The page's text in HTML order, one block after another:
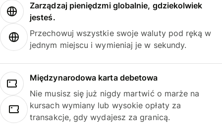
Zarządzaj pieniędzmi globalnie, gdziekolwiek
jesteś.
Przechowuj wszystkie swoje waluty pod ręką w
jednym miejscu i wymieniaj je w sekundy.
Międzynarodowa karta debetowa
Nie musisz się już nigdy martwić o marże na
kursach wymiany lub wysokie opłaty za
transakcje, gdy wydajesz za granicą.